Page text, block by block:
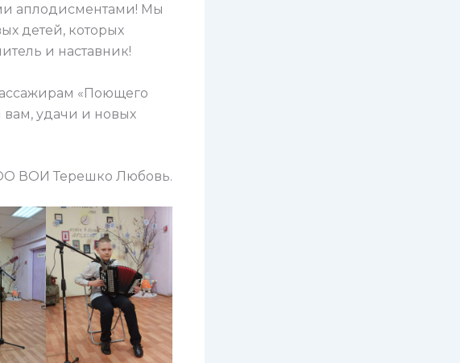
аплодисментами! Мы
детей, которых
и наставник!
«Поющего
вам, удачи и новых
ВОИ Терешко Любовь.